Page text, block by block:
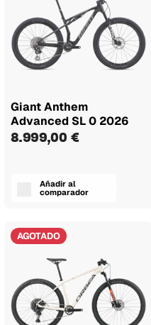
Giant Anthem
Advanced SL 0 2026
8.999,00 €
Añadir al
comparador
AGOTADO